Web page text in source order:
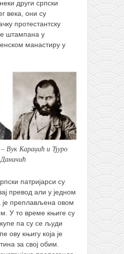
други српски
века, они су
протестантску
штампана у
манастиру у
Вук Караџић и Ђуро
Даничић
патријарси су
превод али у једном
је преплављена овом
У то време књиге су
па су се људи
ову књигу која је
за свој обим.